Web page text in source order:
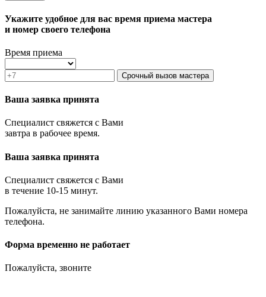
Укажите удобное для вас время приема мастера
и номер своего телефона
Время приема
Срочный вызов мастера
Ваша заявка принята
Специалист свяжется с Вами
завтра в рабочее время.
Ваша заявка принята
Специалист свяжется с Вами
в течение 10-15 минут.
Пожалуйста, не занимайте линию указанного Вами номера
телефона.
Форма временно не работает
Пожалуйста, звоните